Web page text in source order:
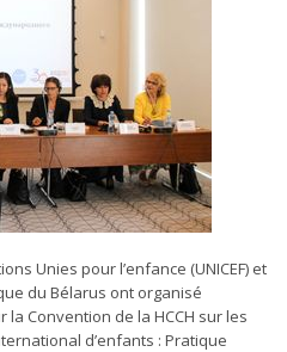
Unies pour l’enfance (UNICEF) et
du Bélarus ont organisé
Convention de la HCCH sur les
d’enfants : Pratique